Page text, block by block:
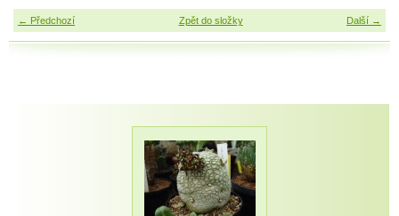
← Předchozí Další →
Zpět do složky